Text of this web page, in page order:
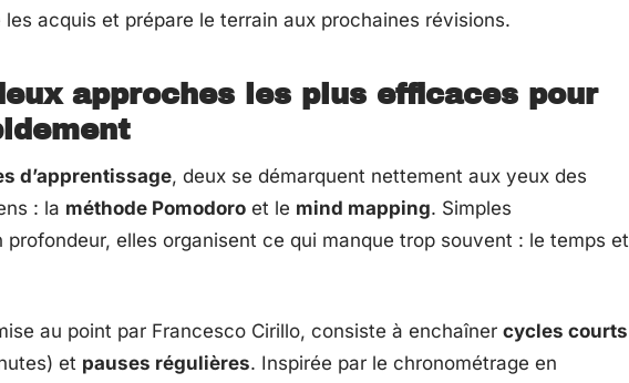
les acquis et prépare le terrain aux prochaines révisions.
approches les plus efficaces pour
d’apprentissage, deux se démarquent nettement aux yeux des
: la méthode Pomodoro et le mind mapping. Simples
profondeur, elles organisent ce qui manque trop souvent : le temps et
au point par Francesco Cirillo, consiste à enchaîner cycles courts
et pauses régulières. Inspirée par le chronométrage en